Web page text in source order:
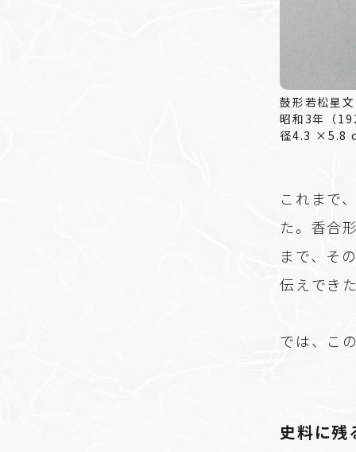
昭和3年（
径4.3 ×5.8
これまで
た。香合
まで、そ
伝えでき
では、こ
史料に残